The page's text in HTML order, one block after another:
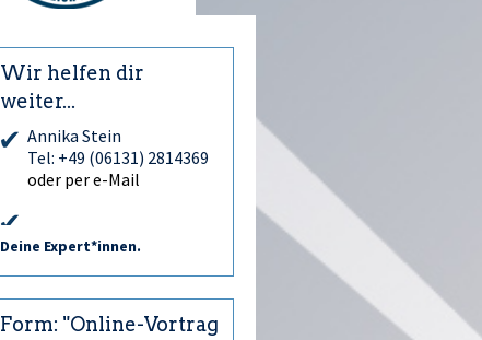
Wir helfen dir
weiter...
Annika Stein
Tel: +49 (06131) 2814369
oder per e-Mail
Deine Expert*innen.
Form: "Online-Vortrag